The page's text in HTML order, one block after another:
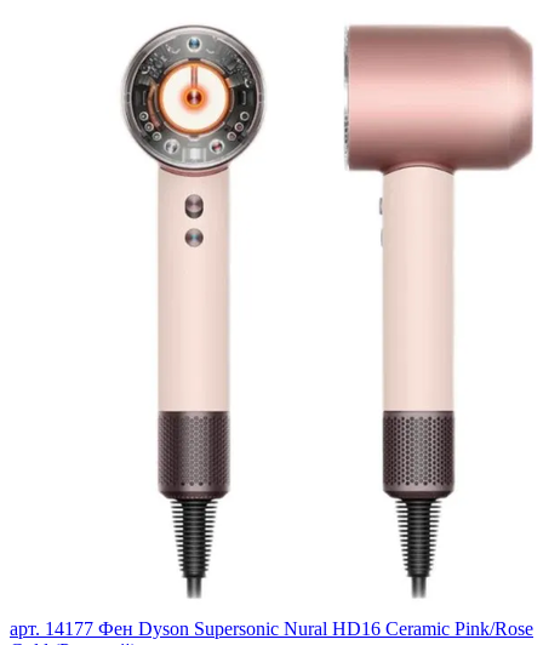
арт. 14177 Фен Dyson Supersonic Nural HD16 Ceramic Pink/Rose